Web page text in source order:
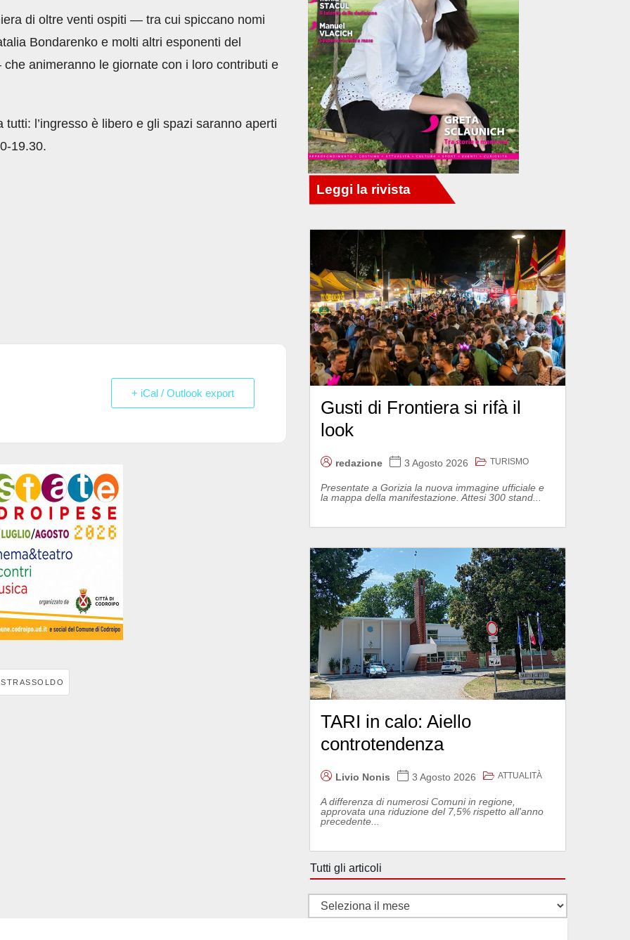
di oltre venti ospiti — tra cui spiccano nomi
Bondarenko e molti altri esponenti del
animeranno le giornate con i loro contributi e
l’ingresso è libero e gli spazi saranno aperti
19.30.
+ iCal / Outlook export
STRASSOLDO
Gusti di Frontiera si rifà il
look
redazione 3 Agosto 2026 TURISMO
Presentate a Gorizia la nuova immagine ufficiale e
la mappa della manifestazione. Attesi 300 stand...
TARI in calo: Aiello
controtendenza
Livio Nonis 3 Agosto 2026 ATTUALITÀ
A differenza di numerosi Comuni in regione,
approvata una riduzione del 7,5% rispetto all'anno
precedente...
Tutti gli articoli
Tutti